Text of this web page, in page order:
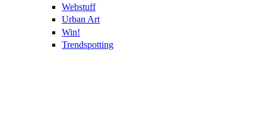
Webstuff
Urban Art
Win!
Trendspotting